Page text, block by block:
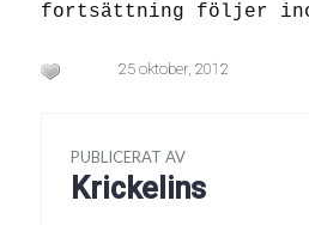
fortsättning följer
25 oktober, 2012
PUBLICERAT AV
Krickelins